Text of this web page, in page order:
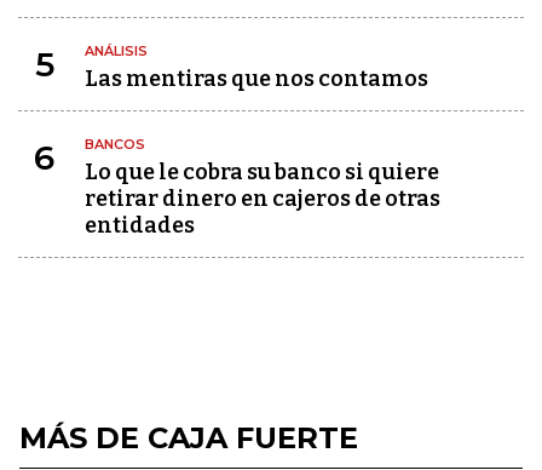
5 ANÁLISIS
Las mentiras que nos contamos
6 BANCOS
Lo que le cobra su banco si quiere
retirar dinero en cajeros de otras
entidades
MÁS DE CAJA FUERTE